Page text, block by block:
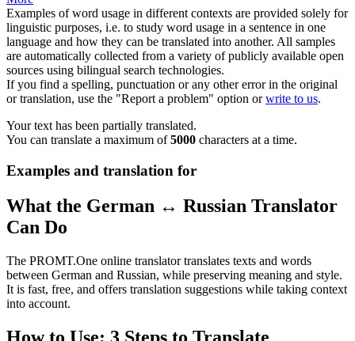
Examples of word usage in different contexts are provided solely for
linguistic purposes, i.e. to study word usage in a sentence in one
language and how they can be translated into another. All samples
are automatically collected from a variety of publicly available open
sources using bilingual search technologies.
If you find a spelling, punctuation or any other error in the original
or translation, use the "Report a problem" option orwrite to us.
Your text has been partially translated.
You can translate a maximum of5000 characters at a time.
Examples and translation for
What the German ↔ Russian Translator
Can Do
The PROMT.One online translator translates texts and words
between German and Russian, while preserving meaning and style.
It is fast, free, and offers translation suggestions while taking context
into account.
How to Use: 3 Steps to Translate